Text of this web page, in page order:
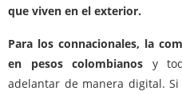
que viven en el exterior.
Para los connacionales, la
en pesos colombianos y
adelantar de manera digital.